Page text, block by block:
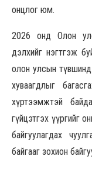
онцлог юм.
2026 онд Олон
дэлхийг нэгтгэж
олон улсын
хуваагдлыг
хүртээмжтэй
гүйцэтгэх үүргийг
байгуулагдах
байгааг зохион